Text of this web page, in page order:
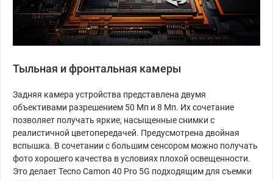
Тыльная и фронтальная камеры
Задняя камера устройства представлена двумя
объективами разрешением 50 Мп и 8 Мп. Их сочетание
позволяет получать яркие, насыщенные снимки с
реалистичной цветопередачей. Предусмотрена двойная
вспышка. В сочетании с большим сенсором можно получать
фото хорошего качества в условиях плохой освещенности.
Это делает Tecno Camon 40 Pro 5G подходящим для съемки